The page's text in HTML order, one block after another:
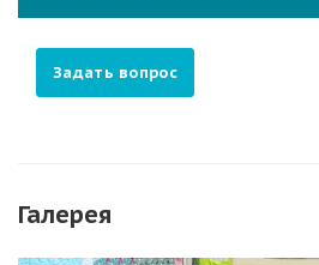
Задать вопрос
Галерея